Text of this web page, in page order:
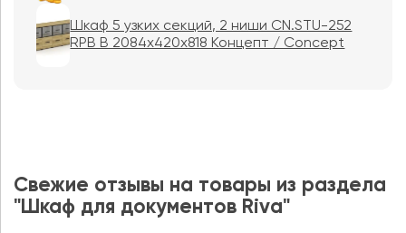
Шкаф 5 узких секций, 2 ниши CN.STU-252
RPB B 2084x420x818 Концепт / Concept
Свежие отзывы на товары из раздела
"Шкаф для документов Riva"